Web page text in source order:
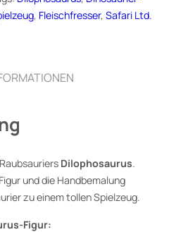
, Fleischfresser, Safari Ltd.
Dilophosaurus.
und die Handbemalung
zu einem tollen Spielzeug.
Figur: